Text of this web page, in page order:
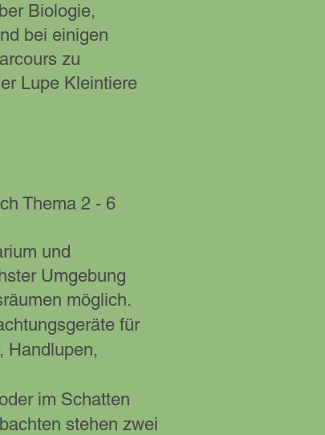
Biologie,
bei einigen
zu
Lupe Kleintiere
Thema 2 - 6
und
Umgebung
möglich.
für
Handlupen,
im Schatten
stehen zwei